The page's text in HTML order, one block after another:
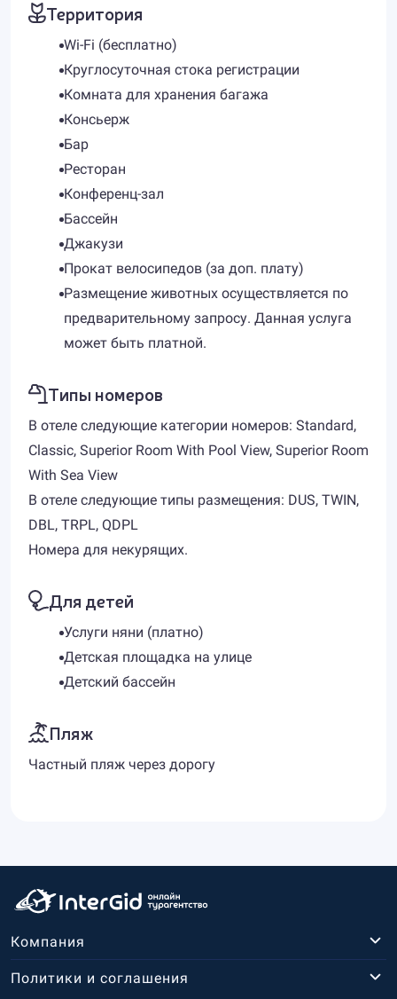
Территория
Wi-Fi (бесплатно)
Круглосуточная стока регистрации
Комната для хранения багажа
Консьерж
Бар
Ресторан
Конференц-зал
Бассейн
Джакузи
Прокат велосипедов (за доп. плату)
Размещение животных осуществляется по
предварительному запросу. Данная услуга
может быть платной.
Типы номеров
В отеле следующие категории номеров: Standard,
Classic, Superior Room With Pool View, Superior Room
With Sea View
В отеле следующие типы размещения: DUS, TWIN,
DBL, TRPL, QDPL
Номера для некурящих.
Для детей
Услуги няни (платно)
Детская площадка на улице
Детский бассейн
Пляж
Частный пляж через дорогу
Компания
Политики и соглашения